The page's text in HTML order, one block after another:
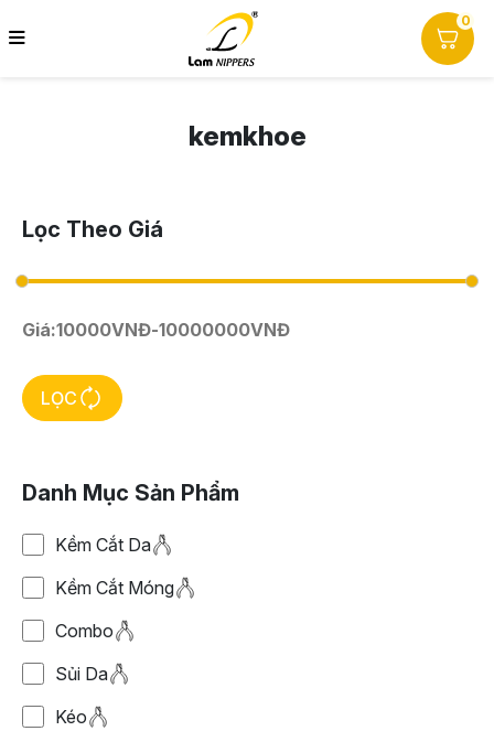
0
kemkhoe
Lọc Theo Giá
Giá:10000VNĐ-10000000VNĐ
LỌC
Danh Mục Sản Phẩm
Kềm Cắt Da
Kềm Cắt Móng
Combo
Sủi Da
Kéo